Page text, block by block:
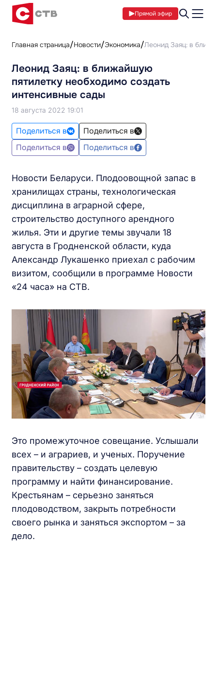
Прямой эфир
Главная страница Новости Экономика Леонид Заяц: в
Леонид Заяц: в ближайшую
пятилетку необходимо создать
интенсивные сады
18 августа 2022 19:01
Поделиться в
Поделиться в
Поделиться в
Поделиться в
Новости Беларуси. Плодоовощной запас в
хранилищах страны, технологическая
дисциплина в аграрной сфере,
строительство доступного арендного
жилья. Эти и другие темы звучали 18
августа в Гродненской области, куда
Александр Лукашенко приехал с рабочим
визитом, сообщили в программе Новости
«24 часа» на СТВ.
Это промежуточное совещание. Услышали
всех – и аграриев, и ученых. Поручение
правительству – создать целевую
программу и найти финансирование.
Крестьянам – серьезно заняться
плодоводством, закрыть потребности
своего рынка и заняться экспортом – за
дело.